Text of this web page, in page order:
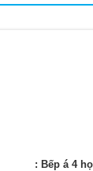
: Bếp á 4